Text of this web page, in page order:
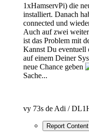
1xHamservPi) die
installiert. Danach
connected und
Auch auf zwei
ist das Problem mit
Kannst Du eventuell
auf einem Deiner
neue Chance geben
Sache...
vy 73s de Adi /
Report Content